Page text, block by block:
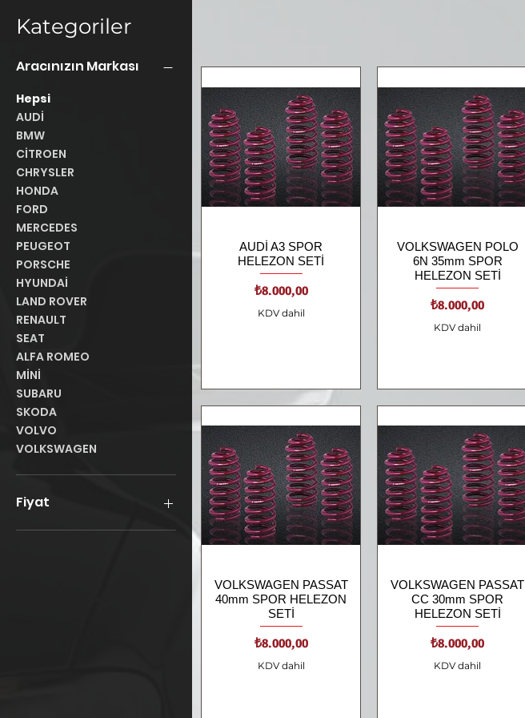
Kategoriler
Aracınızın Markası
Hepsi
AUDİ
BMW
CİTROEN
CHRYSLER
HONDA
FORD
MERCEDES
PEUGEOT
PORSCHE
HYUNDAİ
LAND ROVER
RENAULT
SEAT
ALFA ROMEO
MİNİ
SUBARU
SKODA
VOLVO
VOLKSWAGEN
Fiyat
Hızlı Bakış
AUDİ A3 SPOR
HELEZON SETİ
Fiyat
₺8.000,00
KDV dahil
Hızlı Bakış
VOLKSWAGEN POLO
6N 35mm SPOR
HELEZON SETİ
Fiyat
₺8.000,00
KDV dahil
Hızlı Bakış
VOLKSWAGEN PASSAT
40mm SPOR HELEZON
SETİ
Fiyat
₺8.000,00
KDV dahil
Hızlı Bakış
VOLKSWAGEN PASSAT
CC 30mm SPOR
HELEZON SETİ
Fiyat
₺8.000,00
KDV dahil